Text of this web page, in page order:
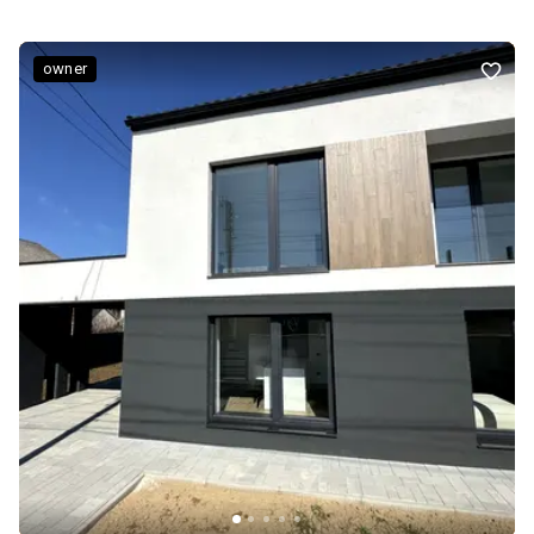
будинку (присадибна ділянка). ⸻ Основні характеристики: •
Загальна площа: 350,9 м² • Житлова площа: 146,2 м² • Кількість
кімнат: 16 • Санвузлів: 4 • Котельня: 1 • Підвали: 2 • Гараж: 1 (з
автоматичними воротами) • Навіс із комплексним мангалом і
коптильнею • Роки забудови: 1964, 1974, 2019 • Матеріали: цегла,
придатний для великої родини або міні-готелю. • Усе необхідне
для комфортного цілорічного проживання. • Сауна, джакузі, два
каміни, балкон, зона барбекю та гараж — створюють відчуття
заміського відпочинку прямо вдома. • Тихий район, зручний
під’їзд, поруч магазини, школа, лікарня, центр міста. Телефонуйте
— покажу у зручний для вас час. Деталі інтер’єру: Приміщення
світлі, просторі, з якісними матеріалами оздоблення — дубова
паркетна дошка, тепла підлога, керамічна плитка, двері та вікна
з євробрусу. Будинок та двір: Двір та господарські будівлі •
Навіс для відпочинку (5,5 × 6 м) із: • мийкою з гарячою/холодною
водою, • піччю, мангалом, • коптильнею для гарячого та
холодного копчення. • Гараж із бетонною підлогою,
каналізацією та водою. • Підвал для зберігання — 40 м². • Курник
owner